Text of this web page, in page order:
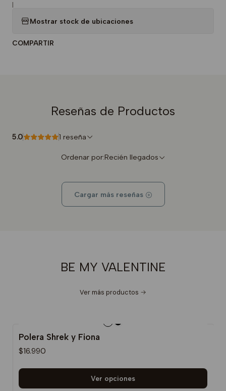
|
Mostrar stock de ubicaciones
COMPARTIR
Reseñas de Productos
5.0 1 reseña
Ordenar por:Recién llegados
Cargar más reseñas
BE MY VALENTINE
Ver más productos
Polera Shrek y Fiona
$16.990
Ver opciones